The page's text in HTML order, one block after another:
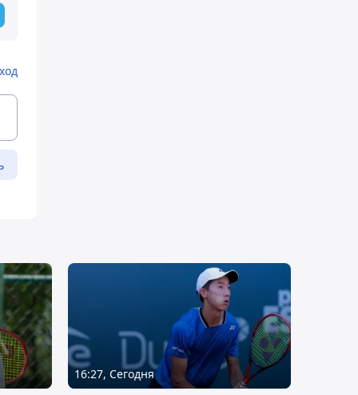
16:27, Сегодня